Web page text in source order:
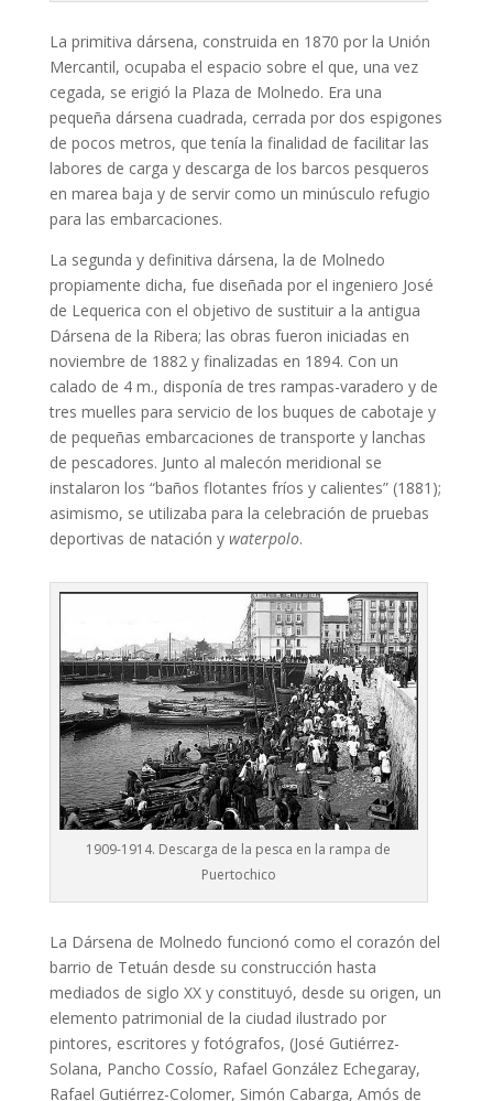
La primitiva dársena, construida en 1870 por la Unión
Mercantil, ocupaba el espacio sobre el que, una vez
cegada, se erigió la Plaza de Molnedo. Era una
pequeña dársena cuadrada, cerrada por dos espigones
de pocos metros, que tenía la finalidad de facilitar las
labores de carga y descarga de los barcos pesqueros
en marea baja y de servir como un minúsculo refugio
para las embarcaciones.
La segunda y definitiva dársena, la de Molnedo
propiamente dicha, fue diseñada por el ingeniero José
de Lequerica con el objetivo de sustituir a la antigua
Dársena de la Ribera; las obras fueron iniciadas en
noviembre de 1882 y finalizadas en 1894. Con un
calado de 4 m., disponía de tres rampas-varadero y de
tres muelles para servicio de los buques de cabotaje y
de pequeñas embarcaciones de transporte y lanchas
de pescadores. Junto al malecón meridional se
instalaron los “baños flotantes fríos y calientes” (1881);
asimismo, se utilizaba para la celebración de pruebas
deportivas de natación y waterpolo.
1909-1914. Descarga de la pesca en la rampa de
Puertochico
La Dársena de Molnedo funcionó como el corazón del
barrio de Tetuán desde su construcción hasta
mediados de siglo XX y constituyó, desde su origen, un
elemento patrimonial de la ciudad ilustrado por
pintores, escritores y fotógrafos, (José Gutiérrez-
Solana, Pancho Cossío, Rafael González Echegaray,
Rafael Gutiérrez-Colomer, Simón Cabarga, Amós de